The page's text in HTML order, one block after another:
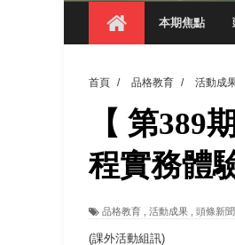
學務處舉辦
金曲陣容強勢
數媒系《天堂
師生攜手磨練
一銀彭仁主中
通識教育中心
本期焦點
首頁 / 品格教育 / 活動成
【 第389
程實務體
品格教育 活動成果 頭條新聞
(課外活動組訊)